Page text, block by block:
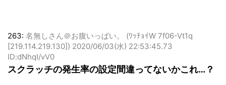
263:名無しさん＠お腹いっぱい。 (ﾜｯﾁｮｲW 7f06-Vt1q
[219.114.219.130])
ID:dNhqI/vV0